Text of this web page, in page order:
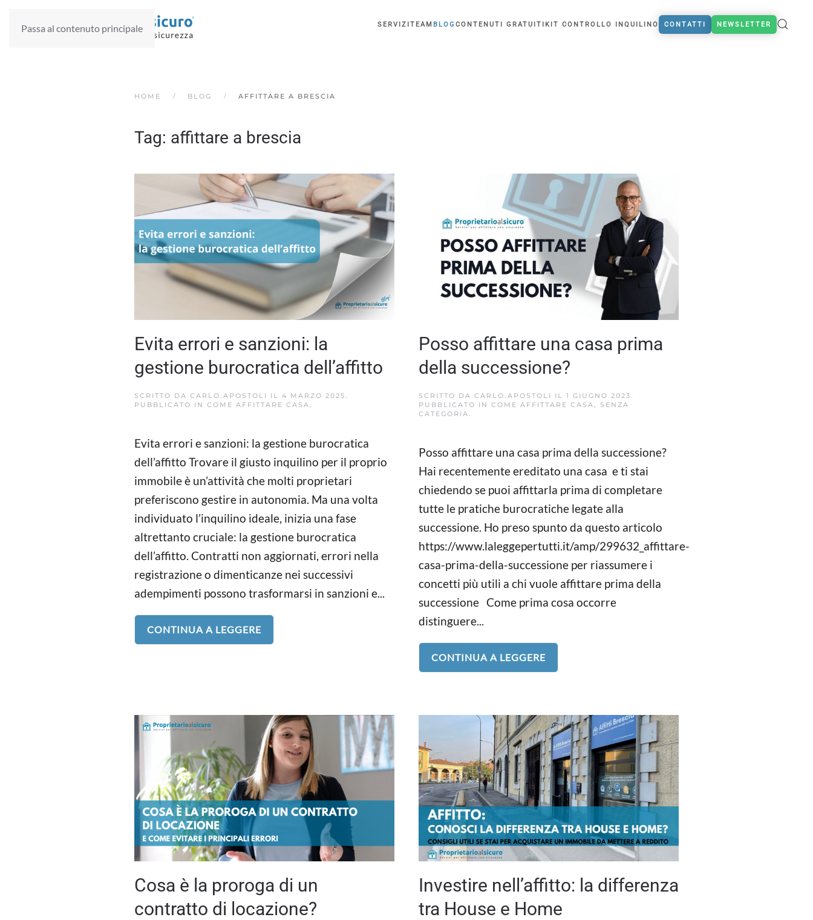
Passa al contenuto principale SERVIZITEAM BLOGCONTENUTI GRATUITI KIT CONTROLLO INQUILINO CONTATTI NEWSLETTER
HOME BLOG AFFITTARE A BRESCIA
Tag: affittare a brescia
Evita errori e sanzioni: la
gestione burocratica dell’affitto
SCRITTO DA CARLO.APOSTOLI IL 4 MARZO 2025.
PUBBLICATO IN COME AFFITTARE CASA.
Evita errori e sanzioni: la gestione burocratica
dell’affitto Trovare il giusto inquilino per il proprio
immobile è un’attività che molti proprietari
preferiscono gestire in autonomia. Ma una volta
individuato l’inquilino ideale, inizia una fase
altrettanto cruciale: la gestione burocratica
dell’affitto. Contratti non aggiornati, errori nella
registrazione o dimenticanze nei successivi
adempimenti possono trasformarsi in sanzioni e...
CONTINUA A LEGGERE
Posso affittare una casa prima
della successione?
SCRITTO DA CARLO.APOSTOLI IL 1 GIUGNO 2023.
PUBBLICATO IN COME AFFITTARE CASA, SENZA
CATEGORIA.
Posso affittare una casa prima della successione?
Hai recentemente ereditato una casa e ti stai
chiedendo se puoi affittarla prima di completare
tutte le pratiche burocratiche legate alla
successione. Ho preso spunto da questo articolo
https://www.laleggepertutti.it/amp/299632_affittare-
casa-prima-della-successione per riassumere i
concetti più utili a chi vuole affittare prima della
successione Come prima cosa occorre
distinguere...
CONTINUA A LEGGERE
Cosa è la proroga di un
contratto di locazione?
Investire nell’affitto: la differenza
tra House e Home